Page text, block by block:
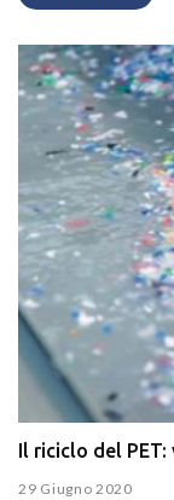
Il riciclo del
29 Giugno 2020